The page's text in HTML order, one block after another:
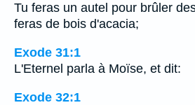
Tu feras un autel pour brûler
feras de bois d'acacia;
Exode 31:1
L'Eternel parla à Moïse, et dit:
Exode 32:1